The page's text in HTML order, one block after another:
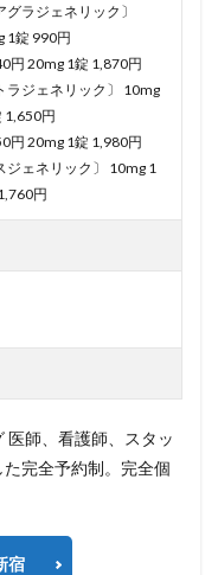
ラジェネリック〕
錠 990円
円 20mg 1錠 1,870円
ラジェネリック〕 10mg
円
円 20mg 1錠 1,980円
ェネリック〕 10mg 1
円
医師、看護師、スタッ
完全予約制。完全個
宿